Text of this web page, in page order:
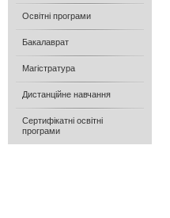
Освітні програми
Бакалаврат
Магістратура
Дистанційне навчання
Сертифікатні освітні
програми